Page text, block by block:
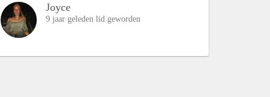
Joyce
9 jaar geleden lid geworden